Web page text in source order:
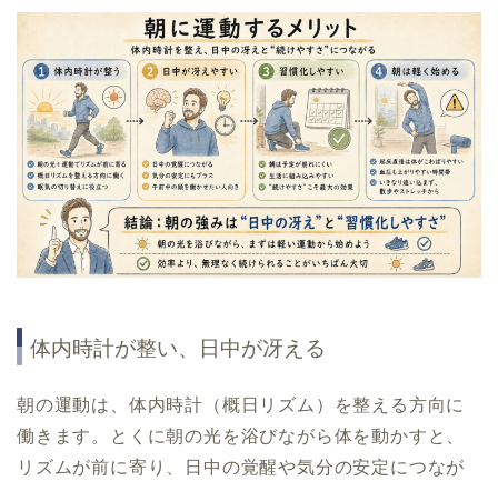
体内時計が整い、日中が冴える
朝の運動は、体内時計（概日リズム）を整える方向に
働きます。とくに朝の光を浴びながら体を動かすと、
リズムが前に寄り、日中の覚醒や気分の安定につなが